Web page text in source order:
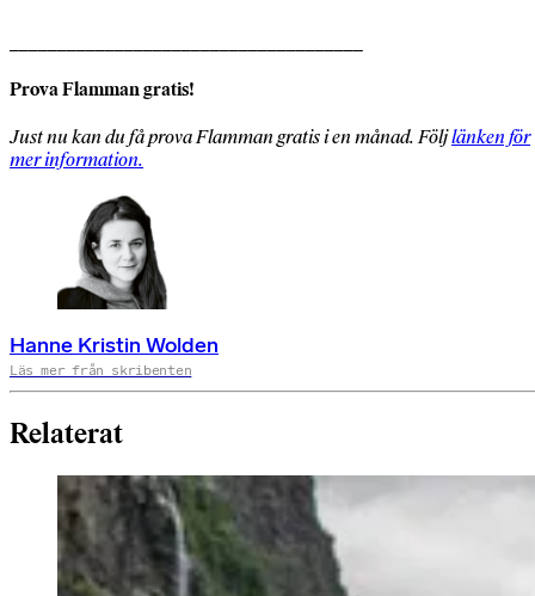
Prova Flamman gratis!
Just nu kan du få prova Flamman gratis i en månad. Följlänken för
mer information.
Hanne Kristin Wolden
Läs mer från skribenten
Relaterat